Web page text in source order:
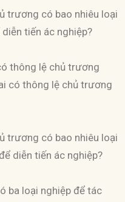
trương có bao nhiêu loại
tiến ác nghiệp?
thông lệ chủ trương
có thông lệ chủ trương
trương có bao nhiêu loại
diễn tiến ác nghiệp?
ba loại nghiệp để tác